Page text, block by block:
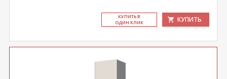
КУ­ПИТЬ В
ОДИН КЛИК
КУПИТЬ